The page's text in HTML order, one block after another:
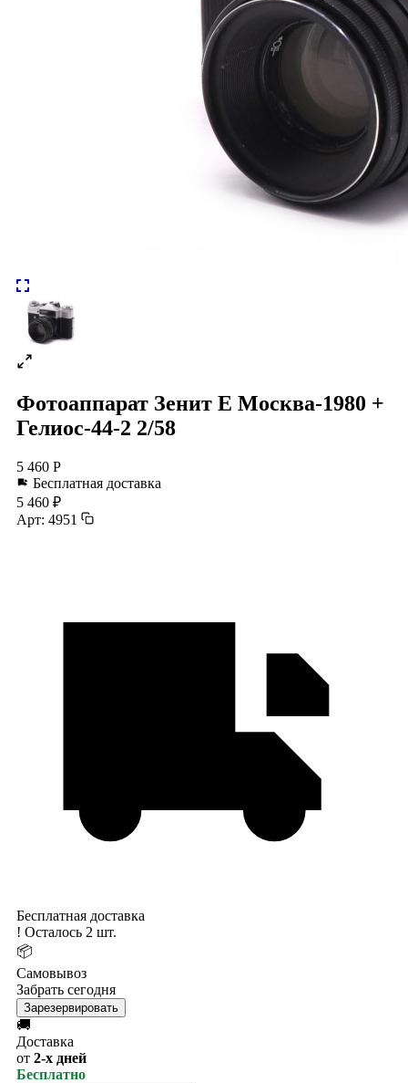
Фотоаппарат Зенит Е Москва-1980 +
Гелиос-44-2 2/58
5 460 Р
Бесплатная доставка
5 460 ₽
Арт: 4951
Бесплатная доставка
! Осталось 2 шт.
📦
Самовывоз
Забрать сегодня
Зарезервировать
🚚
Доставка
от 2-х дней
Бесплатно